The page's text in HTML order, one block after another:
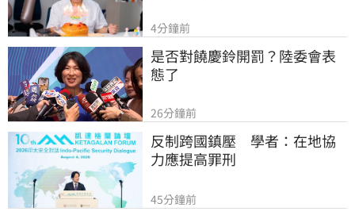
4分鐘前
是否對饒慶鈴開罰？陸委會表
態了
26分鐘前
反制跨國鎮壓　學者：在地協
力應提高罪刑
45分鐘前